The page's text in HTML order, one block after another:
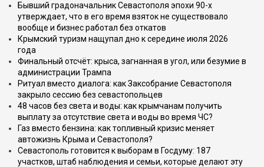
Бывший градоначальник Севастополя эпохи 90-х
утверждает, что в его время взяток не существовало
вообще и бизнес работал без откатов
Крымский туризм нащупал дно к середине июля 2026
года
Финальный отсчёт: крыса, загнанная в угол, или безумие в
администрации Трампа
Ритуал вместо диалога: как Заксобрание Севастополя
закрыло сессию без севастопольцев
48 часов без света и воды: как крымчанам получить
выплату за отсутствие света и воды во время ЧС?
Газ вместо бензина: как топливный кризис меняет
автожизнь Крыма и Севастополя?
Севастополь готовится к выборам в Госдуму: 187
участков, штаб наблюдения и семьи, которые делают эту